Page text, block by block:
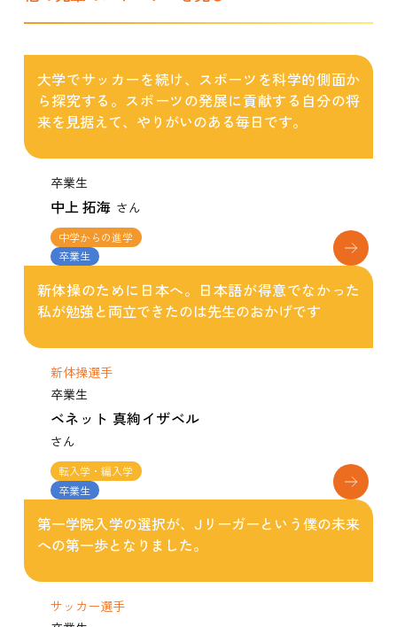
大学でサッカーを続け、スポーツを科学的側面か
ら探究する。スポーツの発展に貢献する自分の将
来を見据えて、やりがいのある毎日です。
卒業生
中上 拓海 さん
中学からの進学
卒業生
新体操のために日本へ。日本語が得意でなかった
私が勉強と両立できたのは先生のおかげです
新体操選手
卒業生
ベネット 真絢イザベル
さん
転入学・編入学
卒業生
第一学院入学の選択が、Jリーガーという僕の未来
への第一歩となりました。
サッカー選手